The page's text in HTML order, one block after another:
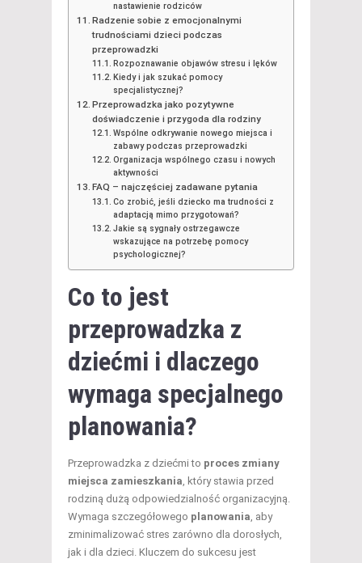
nastawienie rodziców
Radzenie sobie z emocjonalnymi
trudnościami dzieci podczas
przeprowadzki
Rozpoznawanie objawów stresu i lęków
Kiedy i jak szukać pomocy
specjalistycznej?
Przeprowadzka jako pozytywne
doświadczenie i przygoda dla rodziny
Wspólne odkrywanie nowego miejsca i
zabawy podczas przeprowadzki
Organizacja wspólnego czasu i nowych
aktywności
FAQ – najczęściej zadawane pytania
Co zrobić, jeśli dziecko ma trudności z
adaptacją mimo przygotowań?
Jakie są sygnały ostrzegawcze
wskazujące na potrzebę pomocy
psychologicznej?
Co to jest
przeprowadzka z
dziećmi i dlaczego
wymaga specjalnego
planowania?
Przeprowadzka z dziećmi to proces zmiany
miejsca zamieszkania, który stawia przed
rodziną dużą odpowiedzialność organizacyjną.
Wymaga szczegółowego planowania, aby
zminimalizować stres zarówno dla dorosłych,
jak i dla dzieci. Kluczem do sukcesu jest